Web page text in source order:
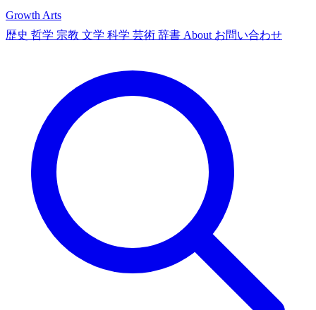
Growth Arts
歴史 哲学 宗教 文学 科学 芸術 辞書 About お問い合わせ